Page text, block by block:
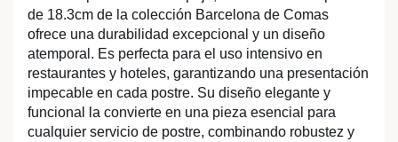
de 18.3cm de la colección Barcelona de Comas
ofrece una durabilidad excepcional y un diseño
atemporal. Es perfecta para el uso intensivo en
restaurantes y hoteles, garantizando una presentación
impecable en cada postre. Su diseño elegante y
funcional la convierte en una pieza esencial para
cualquier servicio de postre, combinando robustez y